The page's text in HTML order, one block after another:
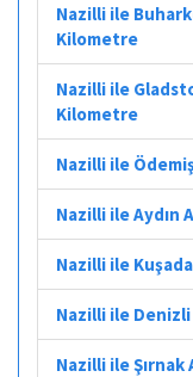
Nazilli ile
Kilometre
Nazilli ile
Kilometre
Nazilli ile
Nazilli ile Aydın
Nazilli ile
Nazilli ile Denizli
Nazilli ile Şırnak